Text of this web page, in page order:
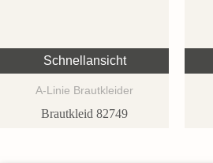
Schnellansicht
A-Linie Brautkleider
Brautkleid 82749